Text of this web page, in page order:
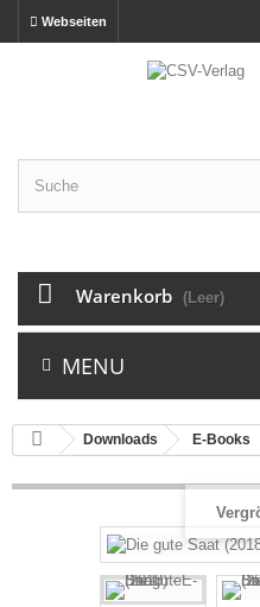
Webseiten
Warenkorb (Leer)
MENU
Downloads E-Books